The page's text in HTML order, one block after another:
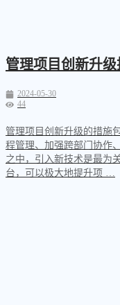
管理项目创新升
2024-05-30
44
管理项目创新升级的措施
程管理、加强跨部门协作
之中，引入新技术是最为
台，可以极大地提升项 …